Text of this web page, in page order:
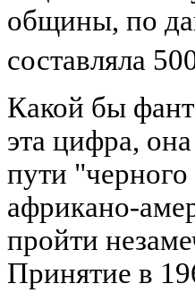
общины, по
составляла
Какой бы
эта цифра,
пути
африкано-
пройти
Принятие в